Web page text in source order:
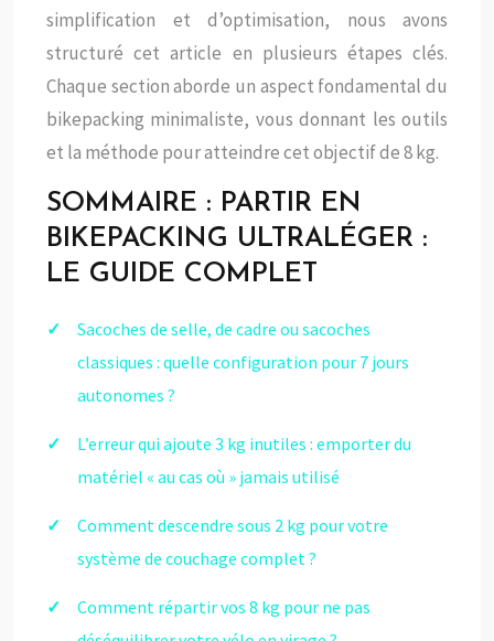
simplification et d’optimisation, nous avons
structuré cet article en plusieurs étapes clés.
Chaque section aborde un aspect fondamental du
bikepacking minimaliste, vous donnant les outils
et la méthode pour atteindre cet objectif de 8 kg.
SOMMAIRE : PARTIR EN
BIKEPACKING ULTRALÉGER :
LE GUIDE COMPLET
Sacoches de selle, de cadre ou sacoches
classiques : quelle configuration pour 7 jours
autonomes ?
L’erreur qui ajoute 3 kg inutiles : emporter du
matériel « au cas où » jamais utilisé
Comment descendre sous 2 kg pour votre
système de couchage complet ?
Comment répartir vos 8 kg pour ne pas